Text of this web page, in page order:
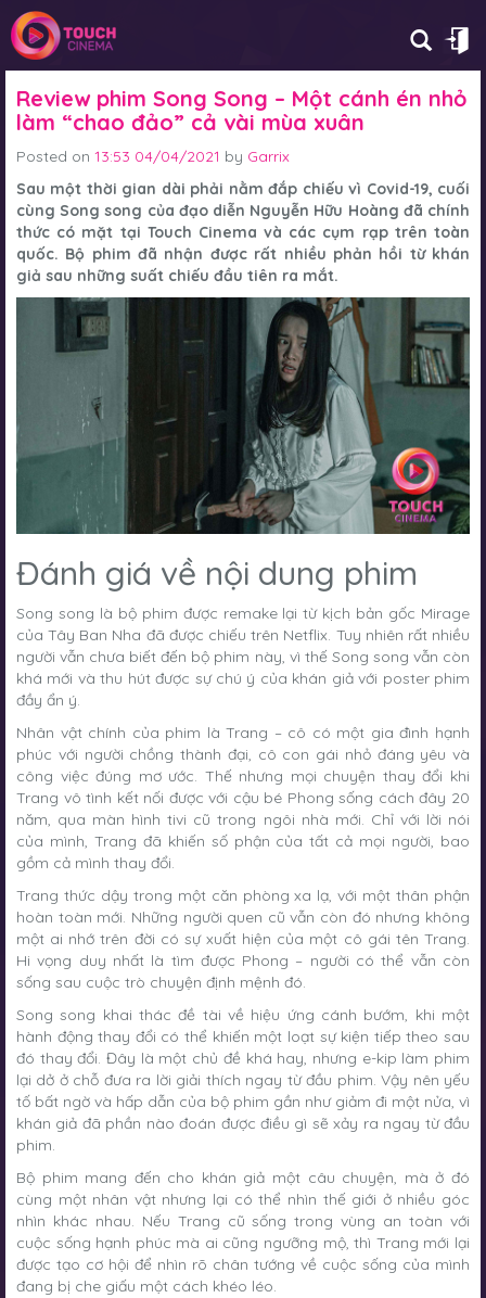
Review phim Song Song – Một cánh én nhỏ
làm “chao đảo” cả vài mùa xuân
Posted on 13:53 04/04/2021 by Garrix
Sau một thời gian dài phải nằm đắp chiếu vì Covid-19, cuối
cùng Song song của đạo diễn Nguyễn Hữu Hoàng đã chính
thức có mặt tại Touch Cinema và các cụm rạp trên toàn
quốc. Bộ phim đã nhận được rất nhiều phản hồi từ khán
giả sau những suất chiếu đầu tiên ra mắt.
Đánh giá về nội dung phim
Song song là bộ phim được remake lại từ kịch bản gốc Mirage
của Tây Ban Nha đã được chiếu trên Netflix. Tuy nhiên rất nhiều
người vẫn chưa biết đến bộ phim này, vì thế Song song vẫn còn
khá mới và thu hút được sự chú ý của khán giả với poster phim
đầy ẩn ý.
Nhân vật chính của phim là Trang – cô có một gia đình hạnh
phúc với người chồng thành đại, cô con gái nhỏ đáng yêu và
công việc đúng mơ ước. Thế nhưng mọi chuyện thay đổi khi
Trang vô tình kết nối được với cậu bé Phong sống cách đây 20
năm, qua màn hình tivi cũ trong ngôi nhà mới. Chỉ với lời nói
của mình, Trang đã khiến số phận của tất cả mọi người, bao
gồm cả mình thay đổi.
Trang thức dậy trong một căn phòng xa lạ, với một thân phận
hoàn toàn mới. Những người quen cũ vẫn còn đó nhưng không
một ai nhớ trên đời có sự xuất hiện của một cô gái tên Trang.
Hi vọng duy nhất là tìm được Phong – người có thể vẫn còn
sống sau cuộc trò chuyện định mệnh đó.
Song song khai thác đề tài về hiệu ứng cánh bướm, khi một
hành động thay đổi có thể khiến một loạt sự kiện tiếp theo sau
đó thay đổi. Đây là một chủ đề khá hay, nhưng e-kip làm phim
lại dở ở chỗ đưa ra lời giải thích ngay từ đầu phim. Vậy nên yếu
tố bất ngờ và hấp dẫn của bộ phim gần như giảm đi một nửa, vì
khán giả đã phần nào đoán được điều gì sẽ xảy ra ngay từ đầu
phim.
Bộ phim mang đến cho khán giả một câu chuyện, mà ở đó
cùng một nhân vật nhưng lại có thể nhìn thế giới ở nhiều góc
nhìn khác nhau. Nếu Trang cũ sống trong vùng an toàn với
cuộc sống hạnh phúc mà ai cũng ngưỡng mộ, thì Trang mới lại
được tạo cơ hội để nhìn rõ chân tướng về cuộc sống của mình
đang bị che giấu một cách khéo léo.